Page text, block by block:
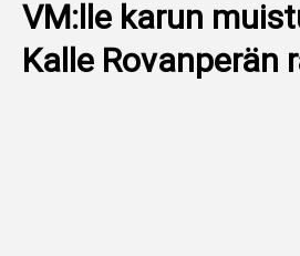
KALLE ROVANPERÄ
VALTTERI BOTTAS
VM:lle karun
Kalle Rovanperän